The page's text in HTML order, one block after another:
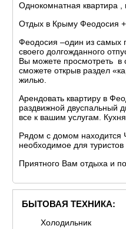
Однокомнатная квартира
Отдых в Крыму Феодосия
Феодосия –один из самых
своего долгожданного
Вы можете просмотреть в
сможете открыв раздел
жилью.
Арендовать квартиру в
раздвижной двуспальный
все к вашим услугам.
Рядом с домом
необходимое для
Приятного Вам отдыха и
БЫТОВАЯ ТЕХНИКА:
Холодильник